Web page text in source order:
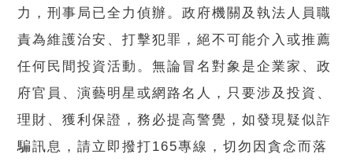
力，刑事局已全力偵辦。政府機關及執法人員職
責為維護治安、打擊犯罪，絕不可能介入或推薦
任何民間投資活動。無論冒名對象是企業家、政
府官員、演藝明星或網路名人，只要涉及投資、
理財、獲利保證，務必提高警覺，如發現疑似詐
騙訊息，請立即撥打165專線，切勿因貪念而落